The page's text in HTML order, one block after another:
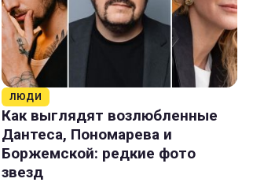
ЛЮДИ
Как выглядят возлюбленные
Дантеса, Пономарева и
Боржемской: редкие фото
звезд